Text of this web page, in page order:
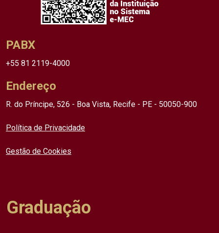
PABX
+55 81 2119-4000
Endereço
R. do Príncipe, 526 - Boa Vista, Recife - PE - 50050-900
Política de Privacidade
Gestão de Cookies
Graduação